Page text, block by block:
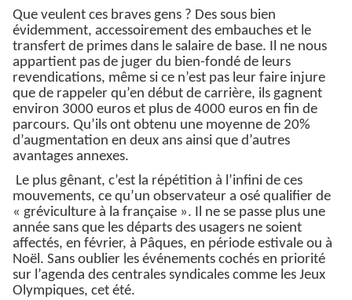
Que veulent ces braves gens ? Des sous bien
évidemment, accessoirement des embauches et le
transfert de primes dans le salaire de base. Il ne nous
appartient pas de juger du bien-fondé de leurs
revendications, même si ce n’est pas leur faire injure
que de rappeler qu’en début de carrière, ils gagnent
environ 3000 euros et plus de 4000 euros en fin de
parcours. Qu’ils ont obtenu une moyenne de 20%
d’augmentation en deux ans ainsi que d’autres
avantages annexes.
Le plus gênant, c’est la répétition à l’infini de ces
mouvements, ce qu’un observateur a osé qualifier de
« gréviculture à la française ». Il ne se passe plus une
année sans que les départs des usagers ne soient
affectés, en février, à Pâques, en période estivale ou à
Noël. Sans oublier les événements cochés en priorité
sur l’agenda des centrales syndicales comme les Jeux
Olympiques, cet été.